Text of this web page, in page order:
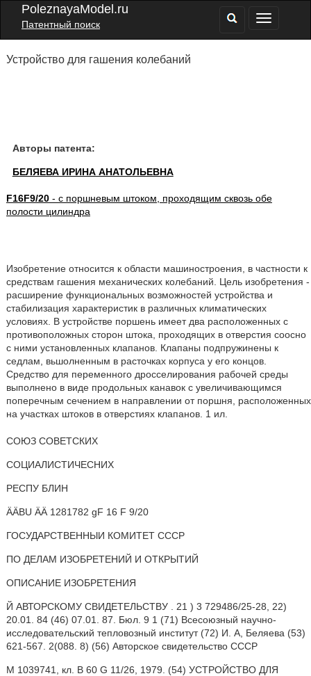
PoleznayaModel.ru
Патентный поиск
Устройство для гашения колебаний
Авторы патента:
БЕЛЯЕВА ИРИНА АНАТОЛЬЕВНА
F16F9/20- с поршневым штоком, проходящим сквозь обе
полости цилиндра
Изобретение относится к области машиностроения, в частности к
средствам гашения механических колебаний. Цель изобретения -
расширение функциональных возможностей устройства и
стабилизация характеристик в различных климатических
условиях. В устройстве поршень имеет два расположенных с
противоположных сторон штока, проходящих в отверстия соосно
с ними установленных клапанов. Клапаны подпружинены к
седлам, вьшолненным в расточках корпуса у его концов.
Средство для переменного дросселирования рабочей среды
выполнено в виде продольных канавок с увеличивающимся
поперечным сечением в направлении от поршня, расположенных
на участках штоков в отверстиях клапанов. 1 ил.
СОЮЗ СОВЕТСКИХ
СОЦИАЛИСТИЧЕСНИХ
РЕСПУ БЛИН
ÄÄBU ÄÄ 1281782 gF 16 F 9/20
ГОСУДАРСТВЕННЫИ КОМИТЕТ СССР
ПО ДЕЛАМ ИЗОБРЕТЕНИЙ И ОТКРЫТИЙ
ОПИСАНИЕ ИЗОБРЕТЕНИЯ
Й АВТОРСКОМУ СВИДЕТЕЛЬСТВУ . 21 ) 3 729486/25-28, 22)
20.01. 84 (46) 07.01. 87. Бюл. 9 1 (71) Всесоюзный научно-
исследовательский тепловозный институт (72) И. А, Беляева (53)
621-567. 2(088. 8) (56) Авторское свидетельство СССР
М 1039741, кл. В 60 G 11/26, 1979. (54) УСТРОЙСТВО ДЛЯ